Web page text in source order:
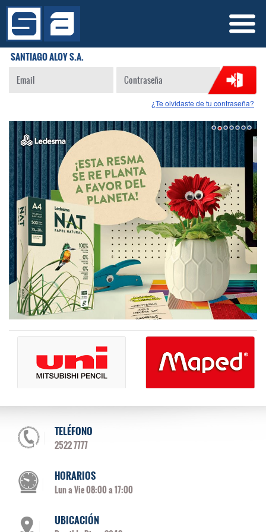
SANTIAGO ALOY S.A.
¿Te olvidaste de tu contraseña?
TELÉFONO
2522 7777
HORARIOS
Lun a Vie 08:00 a 17:00
UBICACIÓN